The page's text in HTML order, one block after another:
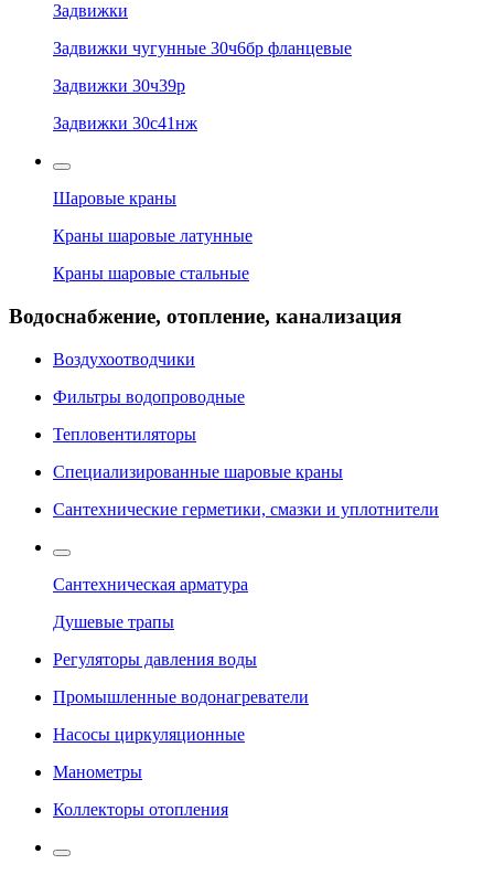
Задвижки
Задвижки чугунные 30ч6бр фланцевые
Задвижки 30ч39р
Задвижки 30с41нж
Шаровые краны
Краны шаровые латунные
Краны шаровые стальные
Водоснабжение, отопление, канализация
Воздухоотводчики
Фильтры водопроводные
Тепловентиляторы
Специализированные шаровые краны
Сантехнические герметики, смазки и уплотнители
Сантехническая арматура
Душевые трапы
Регуляторы давления воды
Промышленные водонагреватели
Насосы циркуляционные
Манометры
Коллекторы отопления